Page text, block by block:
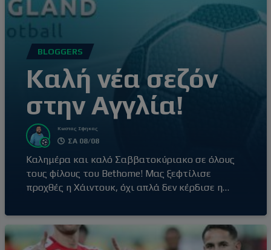
BLOGGERS
Καλή νέα σεζόν
στην Αγγλία!
Κωστας Σφηκας
ΣΑ 08/08
Καλημέρα και καλό Σαββατοκύριακο σε όλους
τους φίλους του Bethome! Μας ξεφτίλισε
προχθές η Χάιντουκ, όχι απλά δεν κέρδισε η
πρώτο αγώνα! Συμβαίνουν και αυτά, πάμε στα
“φρέσκα κουλούρια” που λέει και η γνωστή
έκφραση. Σήμερα ξεκινούν τις υποχρεώσεις